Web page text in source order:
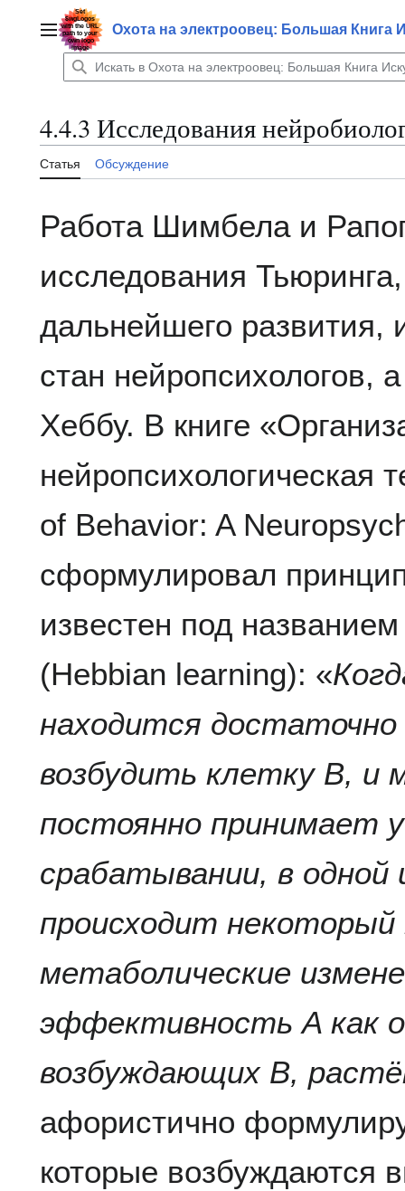
содержаниюГлавное менюОхота на электроовец: Большая Книга
4.4.3 Исследования
Статья Обсуждение
Работа Шимбела и
исследования
дальнейшего развития,
стан нейропсихологов,
Хеббу. В книге
нейропсихологическая
of Behavior: A
сформулировал
известен под
(Hebbian learning): «
находится
возбудить клетку B, и
постоянно принимает
срабатывании, в одной
происходит некоторый
метаболические
эффективность A как
возбуждающих B,
афористично
которые возбуждаются